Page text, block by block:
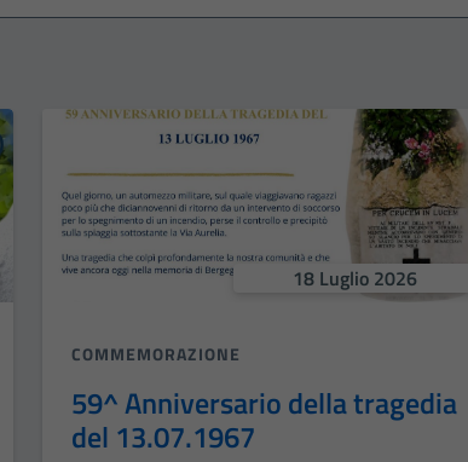
18 Luglio 2026
COMMEMORAZIONE
59^ Anniversario della tragedia
del 13.07.1967